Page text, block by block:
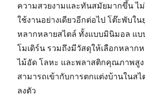
ความสวยงามและทันสมัยมากขึ้น ไ
ใช้งานอย่างเดียวอีกต่อไป โต๊ะพับใ
หลากหลายสไตล์ ทั้งแบบมินิมอล แบ
โมเดิร์น รวมถึงมีวัสดุให้เลือกหลาก
ไม้อัด โลหะ และพลาสติกคุณภาพสู
สามารถเข้ากับการตกแต่งบ้านในสไ
ลงตัว